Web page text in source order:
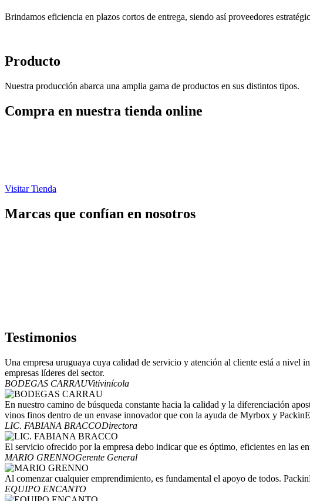
Brindamos eficiencia en plazos cortos de entrega, siendo así proveedores
Producto
Nuestra producción abarca una amplia gama de productos en sus distintos tipos.
Compra en nuestra tienda online
Visitar Tienda
Marcas que confían en nosotros
Testimonios
Una empresa uruguaya cuya calidad de servicio y atención al cliente está a nivel
empresas líderes del sector.
BODEGAS CARRAUVitivinícola
En nuestro camino de búsqueda constante hacia la calidad y la diferenciación
vinos finos dentro de un envase innovador que con la ayuda de Myrbox y
LIC. FABIANA BRACCODirectora
El servicio ofrecido por la empresa debo indicar que es óptimo, eficientes en las
MARIO GRENNOGerente General
Al comenzar cualquier emprendimiento, es fundamental el apoyo de todos.
EQUIPO ENCANTO